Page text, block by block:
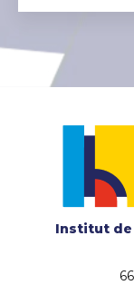
Institut de